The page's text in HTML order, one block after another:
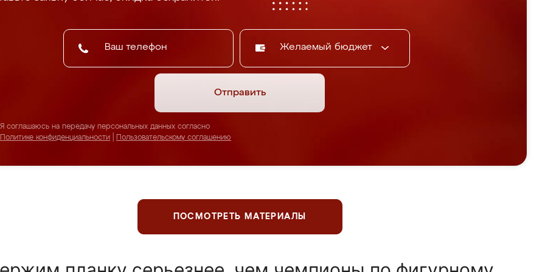
Желаемый бюджет
Отправить
Я соглашаюсь на передачу персональных данных согласно
Политике конфиденциальности
Пользовательскому соглашению
ПОСМОТРЕТЬ МАТЕРИАЛЫ